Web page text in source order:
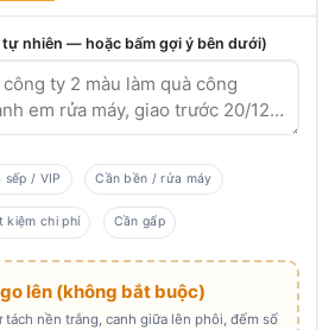
tự nhiên — hoặc bấm gợi ý bên dưới)
sếp / VIP Cần bền / rửa máy
kiệm chi phí Cần gấp
lên (không bắt buộc)
tách nền trắng, canh giữa lên phôi, đếm số